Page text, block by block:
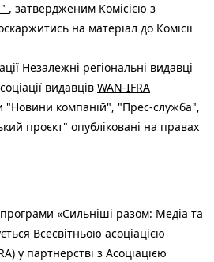
, затвердженим Комісією з
на матеріал до Комісії
Незалежні регіональні видавці
видавців WAN-IFRA
"Новини компаній", "Прес-служба",
проєкт" опубліковані на правах
«Сильніші разом: Медіа та
Всесвітньою асоціацією
у партнерстві з Асоціацією